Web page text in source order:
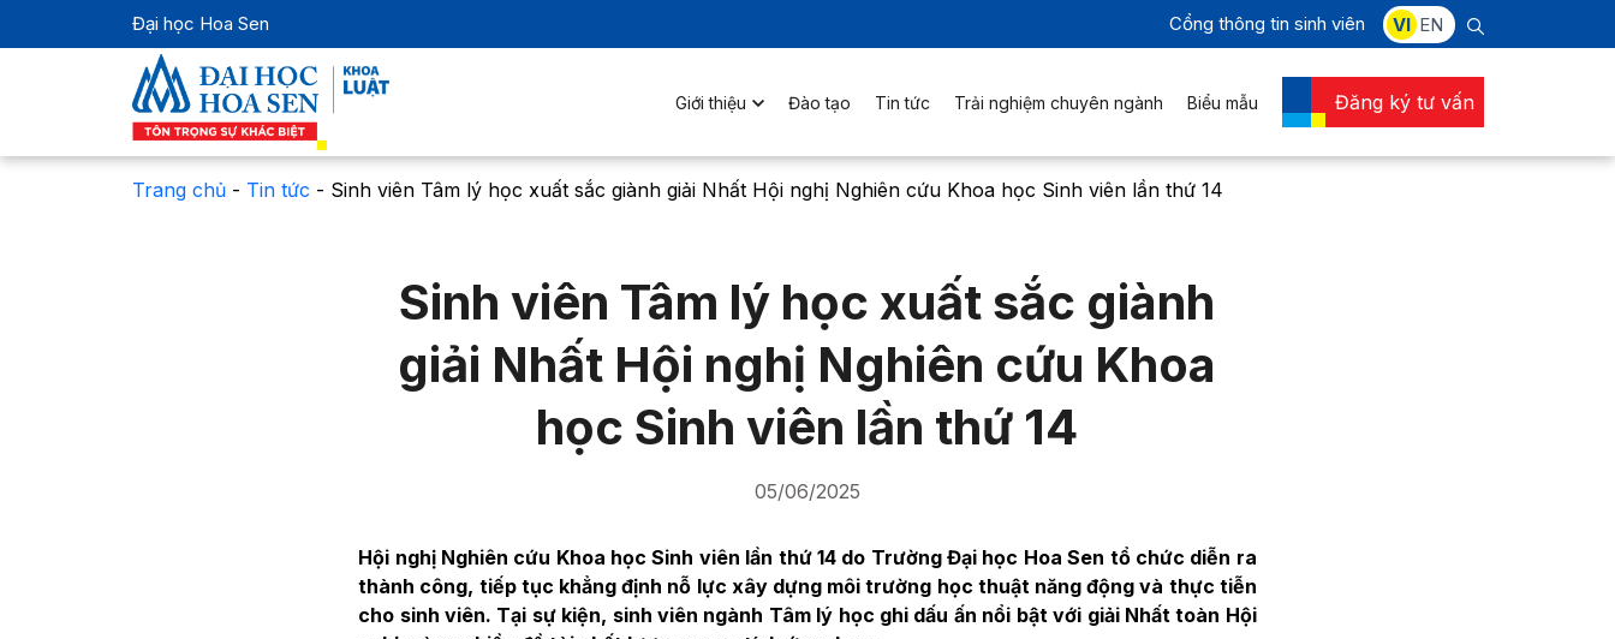
Đại học Hoa Sen Cổng thông tin sinh viên VI EN
Giới thiệu Đào tạo Tin tức Trải nghiệm chuyên ngành Biểu mẫu Đăng ký tư vấn
Trang chủ - Tin tức - Sinh viên Tâm lý học xuất sắc giành giải Nhất Hội nghị Nghiên cứu Khoa học Sinh viên lần thứ 14
Sinh viên Tâm lý học xuất sắc giành
giải Nhất Hội nghị Nghiên cứu Khoa
học Sinh viên lần thứ 14
05/06/2025
Hội nghị Nghiên cứu Khoa học Sinh viên lần thứ 14 do Trường Đại học Hoa Sen tổ chức diễn ra
thành công, tiếp tục khẳng định nỗ lực xây dựng môi trường học thuật năng động và thực tiễn
cho sinh viên. Tại sự kiện, sinh viên ngành Tâm lý học ghi dấu ấn nổi bật với giải Nhất toàn Hội